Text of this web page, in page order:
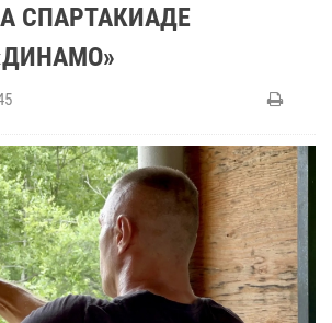
СПАРТАКИАДЕ